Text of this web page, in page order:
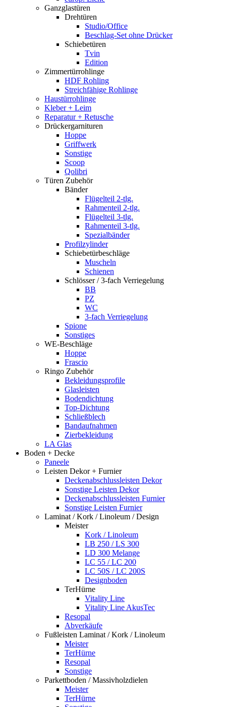
Ganzglastüren
Drehtüren
Studio/Office
Beschlag-Set ohne Drücker
Schiebetüren
Tvin
Edition
Zimmertürrohlinge
HDF Rohling
Streichfähige Rohlinge
Haustürrohlinge
Kleber + Leim
Reparatur + Retusche
Drückergarnituren
Hoppe
Griffwerk
Sonstige
Scoop
Qolibri
Türen Zubehör
Bänder
Flügelteil 2-tlg.
Rahmenteil 2-tlg.
Flügelteil 3-tlg.
Rahmenteil 3-tlg.
Spezialbänder
Profilzylinder
Schiebetürbeschläge
Muscheln
Schienen
Schlösser / 3-fach Verriegelung
BB
PZ
WC
3-fach Verriegelung
Spione
Sonstiges
WE-Beschläge
Hoppe
Frascio
Ringo Zubehör
Bekleidungsprofile
Glasleisten
Bodendichtung
Top-Dichtung
Schließblech
Bandaufnahmen
Zierbekleidung
LA Glas
Boden + Decke
Paneele
Leisten Dekor + Furnier
Deckenabschlussleisten Dekor
Sonstige Leisten Dekor
Deckenabschlussleisten Furnier
Sonstige Leisten Furnier
Laminat / Kork / Linoleum / Design
Meister
Kork / Linoleum
LB 250 / LS 300
LD 300 Melange
LC 55 / LC 200
LC 50S / LC 200S
Designboden
TerHürne
Vitality Line
Vitality Line AkusTec
Resopal
Abverkäufe
Fußleisten Laminat / Kork / Linoleum
Meister
TerHürne
Resopal
Sonstige
Parkettboden / Massivholzdielen
Meister
TerHürne